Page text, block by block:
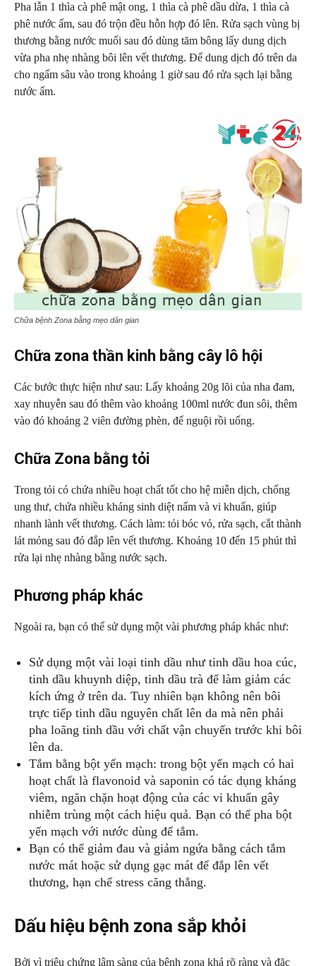
Pha lẫn 1 thìa cà phê mật ong, 1 thìa cà phê dầu dừa, 1 thìa cà
phê nước ấm, sau đó trộn đều hỗn hợp đó lên. Rửa sạch vùng bị
thương bằng nước muối sau đó dùng tăm bông lấy dung dịch
vừa pha nhẹ nhàng bôi lên vết thương. Để dung dịch đó trên da
cho ngấm sâu vào trong khoảng 1 giờ sau đó rửa sạch lại bằng
nước ấm.
Chữa bệnh Zona bằng mẹo dân gian
Chữa zona thần kinh bằng cây lô hội
Các bước thực hiện như sau: Lấy khoảng 20g lõi của nha đam,
xay nhuyễn sau đó thêm vào khoảng 100ml nước đun sôi, thêm
vào đó khoảng 2 viên đường phèn, để nguội rồi uống.
Chữa Zona bằng tỏi
Trong tỏi có chứa nhiều hoạt chất tốt cho hệ miễn dịch, chống
ung thư, chứa nhiều kháng sinh diệt nấm và vi khuẩn, giúp
nhanh lành vết thương. Cách làm: tỏi bóc vỏ, rửa sạch, cắt thành
lát mỏng sau đó đắp lên vết thương. Khoảng 10 đến 15 phút thì
rửa lại nhẹ nhàng bằng nước sạch.
Phương pháp khác
Ngoài ra, bạn có thể sử dụng một vài phương pháp khác như:
Sử dụng một vài loại tinh dầu như tinh dầu hoa cúc,
tinh dầu khuynh diệp, tinh dầu trà để làm giảm các
kích ứng ở trên da. Tuy nhiên bạn không nên bôi
trực tiếp tinh dầu nguyên chất lên da mà nên phải
pha loãng tinh dầu với chất vận chuyển trước khi bôi
lên da.
Tắm bằng bột yến mạch: trong bột yến mạch có hai
hoạt chất là flavonoid và saponin có tác dụng kháng
viêm, ngăn chặn hoạt động của các vi khuẩn gây
nhiễm trùng một cách hiệu quả. Bạn có thể pha bột
yến mạch với nước dùng để tắm.
Bạn có thể giảm đau và giảm ngứa bằng cách tắm
nước mát hoặc sử dụng gạc mát để đắp lên vết
thương, hạn chế stress căng thẳng.
Dấu hiệu bệnh zona sắp khỏi
Bởi vì triệu chứng lâm sàng của bệnh zona khá rõ ràng và đặc